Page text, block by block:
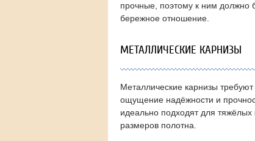
прочные, поэтому к ним должно
бережное отношение.
МЕТАЛЛИЧЕСКИЕ КАРНИЗЫ
Металлические карнизы
ощущение надёжности и
идеально подходят для
размеров полотна.